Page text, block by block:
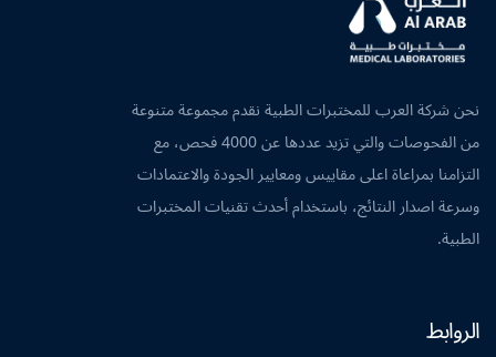
نحن شركة العرب للمختبرات الطبية نقدم مجموعة متنوعة
من الفحوصات والتي تزيد عددها عن 4000 فحص، مع
التزامنا بمراعاة اعلى مقاييس ومعايير الجودة والاعتمادات
وسرعة اصدار النتائج، باستخدام أحدث تقنيات المختبرات
الطبية.
الروابط